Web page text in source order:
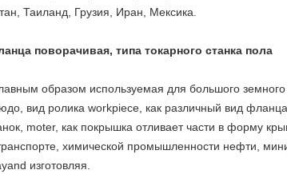
Таиланд, Грузия, Иран, Мексика.
поворачивая, типа токарного станка пола
образом используемая для большого земного
вид ролика workpiece, как различный вид
moter, как покрышка отливает части в форму
химической промышленности нефти,
изготовляя.